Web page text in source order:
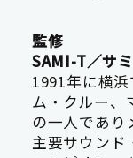
監修
SAMI-T／サ
1991年に横
ム・クルー、
の一人であり
主要サウンド